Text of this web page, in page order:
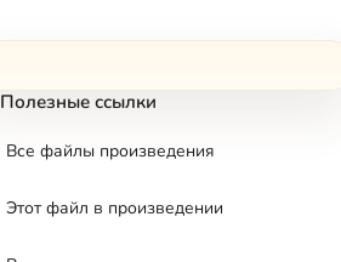
Полезные ссылки
Все файлы произведения
Этот файл в произведении